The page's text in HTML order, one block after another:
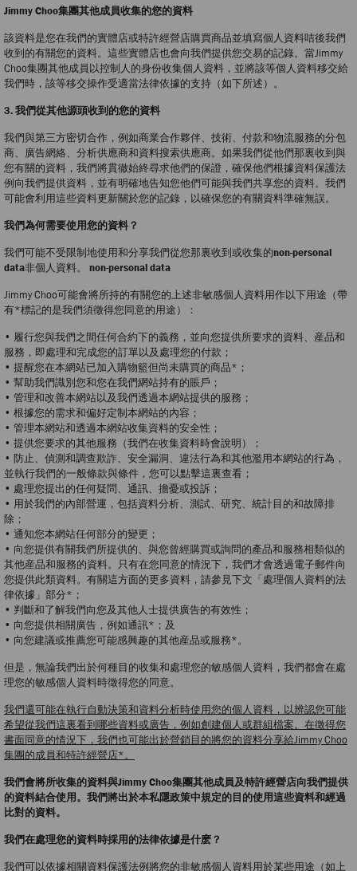
Jimmy Choo集團其他成員收集的您的資料
該資料是您在我們的實體店或特許經營店購買商品並填寫個人資料咭後我們
收到的有關您的資料。這些實體店也會向我們提供您交易的記錄。當Jimmy
Choo集團其他成員以控制人的身份收集個人資料，並將該等個人資料移交給
我們時，該等移交操作受適當法律依據的支持（如下所述）。
3. 我們從其他源頭收到的您的資料
我們與第三方密切合作，例如商業合作夥伴、技術、付款和物流服務的分包
商、廣告網絡、分析供應商和資料搜索供應商。如果我們從他們那裏收到與
您有關的資料，我們將貫徹始終尋求他們的保證，確保他們根據資料保護法
例向我們提供資料，並有明確地告知您他們可能與我們共享您的資料。我們
可能會利用這些資料更新關於您的記錄，以確保您的有關資料準確無誤。
我們為何需要使用您的資料？
我們可能不受限制地使用和分享我們從您那裏收到或收集的non-personal
data非個人資料。 non-personal data
Jimmy Choo可能會將所持的有關您的上述非敏感個人資料用作以下用途（帶
有*標記的是我們須徵得您同意的用途）：
• 履行您與我們之間任何合約下的義務，並向您提供所要求的資料、産品和
服務，即處理和完成您的訂單以及處理您的付款；
• 提醒您在本網站已加入購物籃但尚未購買的商品*；
• 幫助我們識別您和您在我們網站持有的賬戶；
• 管理和改善本網站以及我們透過本網站提供的服務；
• 根據您的需求和偏好定制本網站的內容；
• 管理本網站和透過本網站收集資料的安全性；
• 提供您要求的其他服務（我們在收集資料時會說明）；
• 防止、偵測和調查欺詐、安全漏洞、違法行為和其他濫用本網站的行為，
並執行我們的一般條款與條件，您可以點擊這裏查看；
• 處理您提出的任何疑問、通訊、擔憂或投訴；
• 用於我們的內部營運，包括資料分析、測試、研究、統計目的和故障排
除；
• 通知您本網站任何部分的變更；
• 向您提供有關我們所提供的、與您曾經購買或詢問的產品和服務相類似的
其他産品和服務的資料。只有在您同意的情況下，我們才會透過電子郵件向
您提供此類資料。有關這方面的更多資料，請參見下文「處理個人資料的法
律依據」部分*；
• 判斷和了解我們向您及其他人士提供廣告的有效性；
• 向您提供相關廣告，例如通訊*；及
• 向您建議或推薦您可能感興趣的其他産品或服務*。
但是，無論我們出於何種目的收集和處理您的敏感個人資料，我們都會在處
理您的敏感個人資料時徵得您的同意。
我們還可能在執行自動決策和資料分析時使用您的個人資料，以辨認您可能
希望從我們這裏看到哪些資料或廣告，例如創建個人或群組檔案。在徵得您
書面同意的情況下，我們也可能出於營銷目的將您的資料分享給Jimmy Choo
集團的成員和特許經營店*。
我們會將所收集的資料與Jimmy Choo集團其他成員及特許經營店向我們提供
的資料結合使用。我們將出於本私隱政策中規定的目的使用這些資料和經過
比對的資料。
我們在處理您的資料時採用的法律依據是什麽？
我們可以依據相關資料保護法例將您的非敏感個人資料用於某些用途（如上